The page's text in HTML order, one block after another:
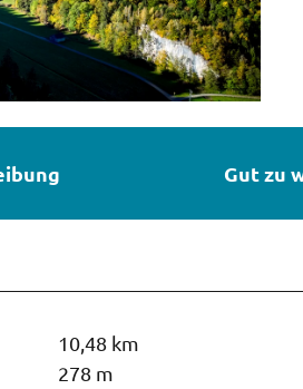
Gut zu
10,48 km
278 m